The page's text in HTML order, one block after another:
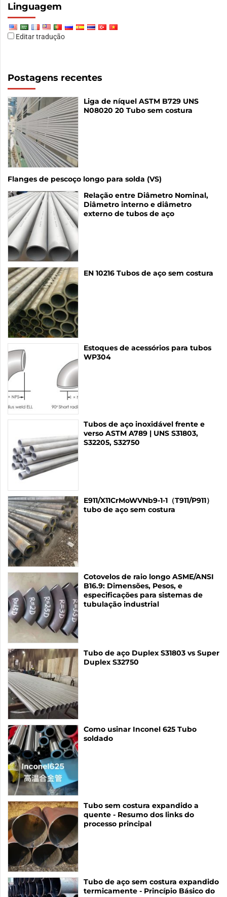
Linguagem
Editar tradução
Postagens recentes
Liga de níquel ASTM B729 UNS
N08020 20 Tubo sem costura
Flanges de pescoço longo para solda (VS)
Relação entre Diâmetro Nominal,
Diâmetro interno e diâmetro
externo de tubos de aço
EN 10216 Tubos de aço sem costura
Estoques de acessórios para tubos
WP304
Tubos de aço inoxidável frente e
verso ASTM A789 | UNS S31803,
S32205, S32750
E911/X11CrMoWVNb9-1-1（T911/P911）
tubo de aço sem costura
Cotovelos de raio longo ASME/ANSI
B16.9: Dimensões, Pesos, e
especificações para sistemas de
tubulação industrial
Tubo de aço Duplex S31803 vs Super
Duplex S32750
Como usinar Inconel 625 Tubo
soldado
Tubo sem costura expandido a
quente - Resumo dos links do
processo principal
Tubo de aço sem costura expandido
termicamente - Princípio Básico do